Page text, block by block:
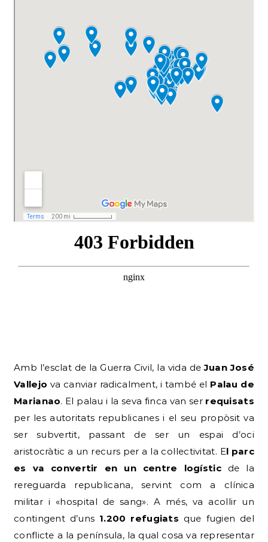
Amb l’esclat de la Guerra Civil, la vida deJuan José
Vallejo va canviar radicalment, i també el Palau de
Marianao. El palau i la seva finca van ser requisats
per les autoritats republicanes i el seu propòsit va
ser subvertit, passant de ser un espai d’oci
aristocràtic a un recurs per a la col·lectivitat. El parc
es va convertir en un centre logísticde la
rereguarda republicana, servint com a clínica
militar i «hospital de sang». A més, va acollir un
contingent d’uns 1.200 refugiats que fugien del
conflicte a la península, la qual cosa va representar